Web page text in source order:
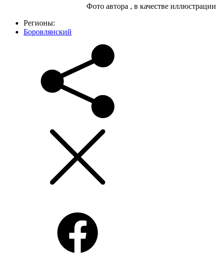
Фото автора , в качестве иллюстрации
Регионы:
Боровлянский